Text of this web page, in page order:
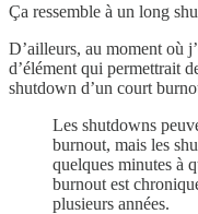
Ça ressemble à un long
D’ailleurs, au moment où
d’élément qui permettrait
shutdown d’un court
Les shutdowns
burnout, mais les
quelques minutes à
burnout est
plusieurs années.